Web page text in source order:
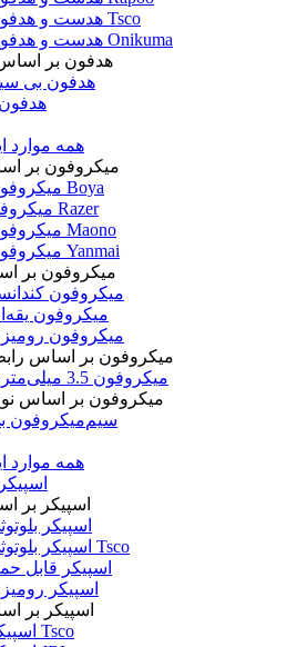
هدست و هدفون Tsco
هدست و هدفون Onikuma
هدفون بر
هدفون بی
همه موارد
میکروفون بر
میکروفون Boya
میکروفن Razer
میکروفون Maono
میکروفون Yanmai
میکروفون بر
میکروفون
میکروفون
میکروفون
میکروفون بر اساس
میکروفون 3.5 میلی‌متری
میکروفون بر اساس
میکروفون بی‌‎سیم
همه موارد
اسپیکر بر
اسپیکر
اسپیکر بلوتوثی Tsco
اسپیکر قابل
اسپیکر
اسپیکر بر
اسپیکر Tsco